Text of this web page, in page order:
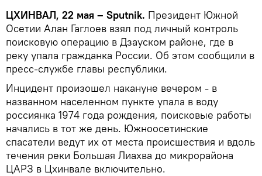
ЦХИНВАЛ, 22 мая – Sputnik. Президент Южной
Осетии Алан Гаглоев взял под личный контроль
поисковую операцию в Дзауском районе, где в
реку упала гражданка России. Об этом сообщили в
пресс-службе главы республики.
Инцидент произошел накануне вечером - в
названном населенном пункте упала в воду
россиянка 1974 года рождения, поисковые работы
начались в тот же день. Южноосетинские
спасатели ведут их от места происшествия и вдоль
течения реки Большая Лиахва до микрорайона
ЦАРЗ в Цхинвале включительно.